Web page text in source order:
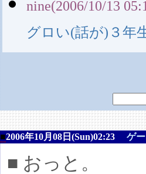
nine(2006/10/13
グロい(話が)３年
■2006年10月08日(Sun)02:23 ゲ
■ おっと。